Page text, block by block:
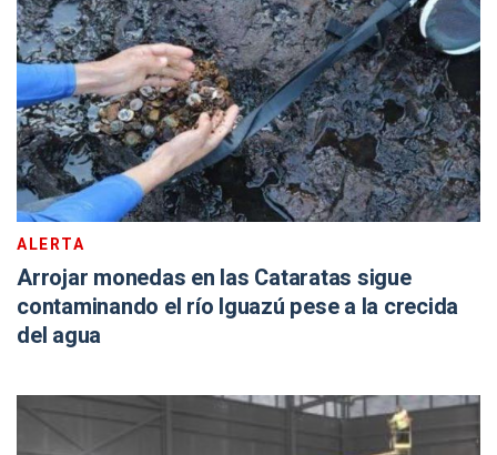
ALERTA
Arrojar monedas en las Cataratas sigue
contaminando el río Iguazú pese a la crecida
del agua